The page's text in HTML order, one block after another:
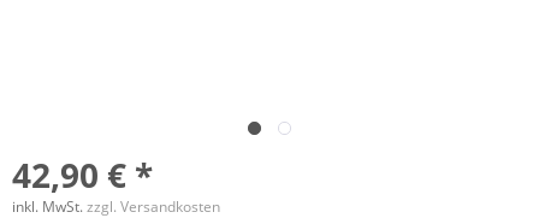
42,90 € *
inkl. MwSt.zzgl. Versandkosten